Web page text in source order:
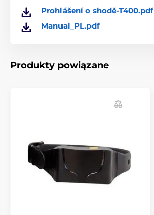
Akcesoria do obroży treningowych
Prohlášení o shodě-T400.pdf
Manual_PL.pdf
Produkty powiązane